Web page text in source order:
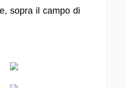
sopra il campo di